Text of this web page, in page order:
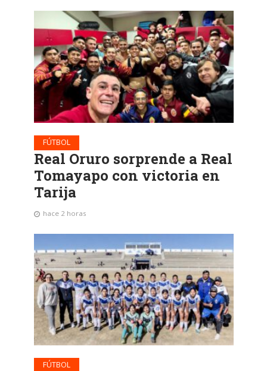
FÚTBOL
Real Oruro sorprende a Real
Tomayapo con victoria en
Tarija
hace 2 horas
FÚTBOL